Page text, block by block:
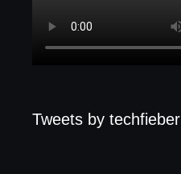
Tweets by techfieber